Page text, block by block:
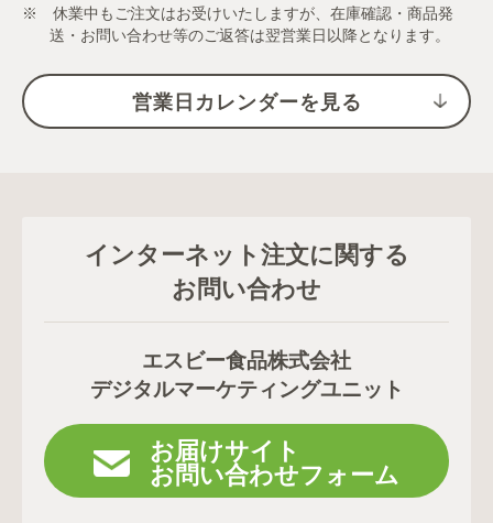
※ 休業中もご注文はお受けいたしますが、在庫確認・商品発
送・お問い合わせ等のご返答は翌営業日以降となります。
営業日カレンダーを見る
インターネット注文に関する
お問い合わせ
エスビー食品株式会社
デジタルマーケティングユニット
お届けサイト
お問い合わせフォーム